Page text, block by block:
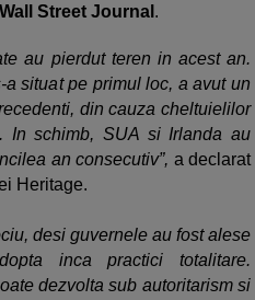
Wall Street Journal .
au pierdut teren in acest an.
situat pe primul loc, a avut un
din cauza cheltuielilor
In schimb, SUA si Irlanda au
an consecutiv”, a declarat
Heritage.
desi guvernele au fost alese
inca practici totalitare.
dezvolta sub autoritarism si